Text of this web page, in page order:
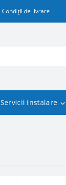
Condiții de livrare
Servicii instalare